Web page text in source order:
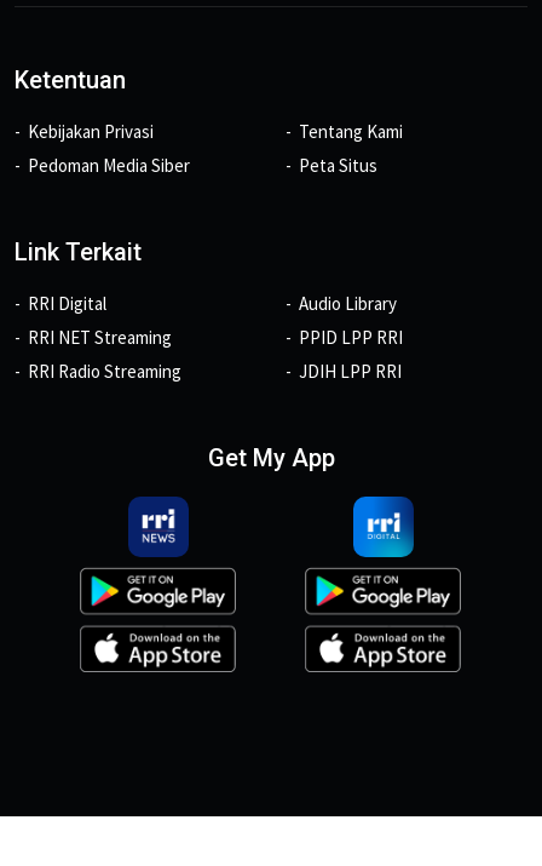
Ketentuan
Kebijakan Privasi
Pedoman Media Siber
Tentang Kami
Peta Situs
Link Terkait
RRI Digital
RRI NET Streaming
RRI Radio Streaming
Audio Library
PPID LPP RRI
JDIH LPP RRI
Get My App